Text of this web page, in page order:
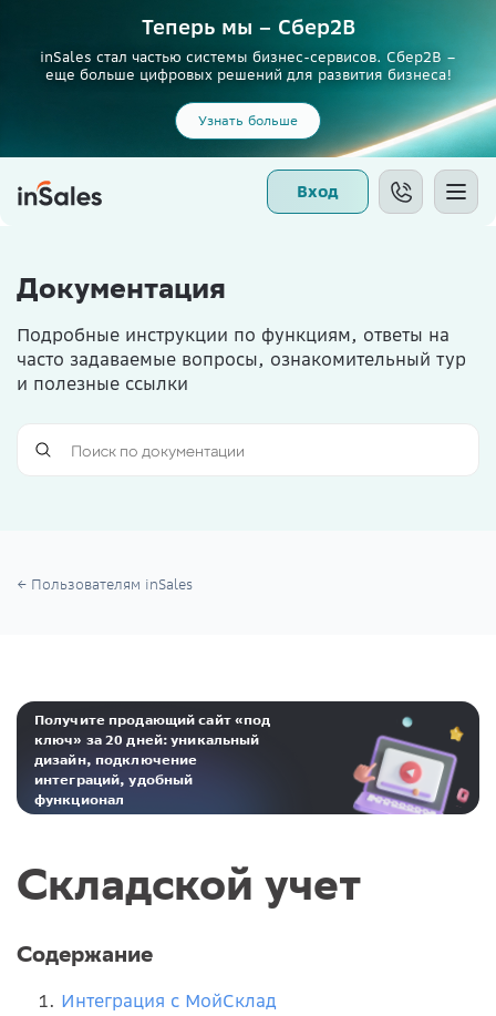
Теперь мы – Сбер2B
inSales стал частью системы бизнес-сервисов. Сбер2В –
еще больше цифровых решений для развития бизнеса!
Узнать больше
Вход
Документация
Подробные инструкции по функциям, ответы на
часто задаваемые вопросы, ознакомительный тур
и полезные ссылки
Пользователям inSales
Получите продающий сайт «под
ключ» за 20 дней: уникальный
дизайн, подключение
интеграций, удобный
функционал
Складской учет
Содержание
Интеграция с МойСклад